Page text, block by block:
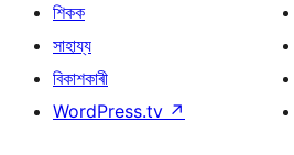
শিকক
সাহায্য
বিকাশকাৰী
WordPress.tv ↗